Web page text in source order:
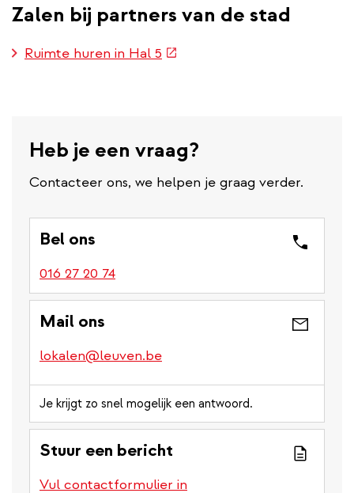
n
Zalen bij partners van de stad
Ruimte huren in Hal 5 (externe
Heb je een vraag?
Contacteer ons, we helpen je graag verder.
Bel ons
016 27 20 74
Mail ons
lokalen@leuven.be
Je krijgt zo snel mogelijk een antwoord.
Stuur een bericht
Vul contactformulier in